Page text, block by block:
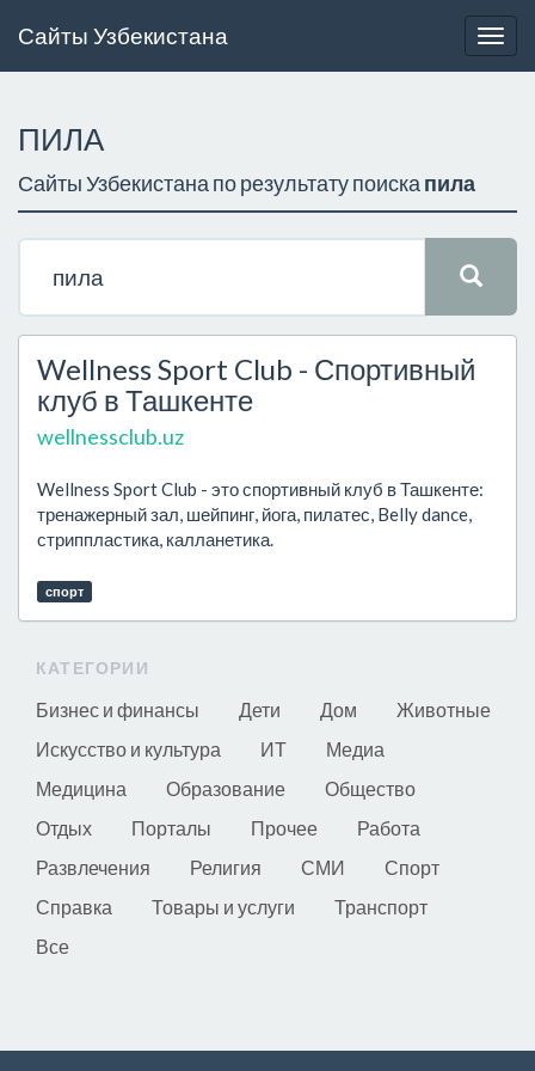
Сайты Узбекистана
ПИЛА
Сайты Узбекистана по результату поиска пила
Wellness Sport Club - Спортивный
клуб в Ташкенте
wellnessclub.uz
Wellness Sport Club - это спортивный клуб в Ташкенте:
тренажерный зал, шейпинг, йога, пилатес, Belly dance,
стриппластика, калланетика.
спорт
КАТЕГОРИИ
Бизнес и финансы Дети Дом
Животные
Искусство и культура
ИТ
Медиа
Медицина
Образование
Общество
Отдых
Порталы Прочее
Работа
Развлечения
Религия СМИ
Спорт
Справка
Товары и услуги
Транспорт
Все